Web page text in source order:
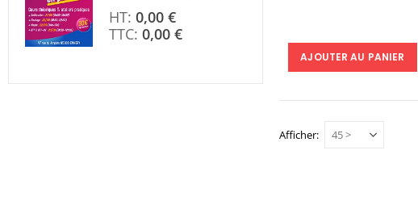
AJOUTER AU PANIER
Afficher
0,00 €
0,00 €
À partir de 5,40 €